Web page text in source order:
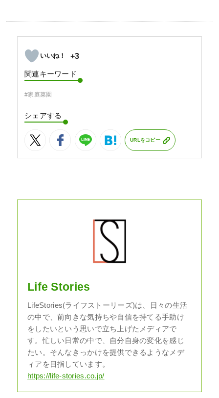
+3
関連キーワード
#家庭菜園
シェアする
URLをコピー
Life Stories
LifeStories(ライフストーリーズ)は、日々の生活
の中で、前向きな気持ちや自信を持てる手助け
をしたいという思いで立ち上げたメディアで
す。忙しい日常の中で、自分自身の変化を感じ
たい。そんなきっかけを提供できるようなメデ
ィアを目指しています。
https://life-stories.co.jp/